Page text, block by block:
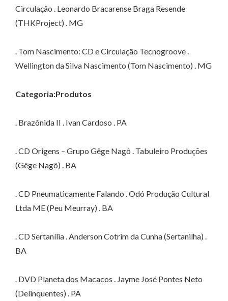
Circulação . Leonardo Bracarense Braga Resende
(THKProject) . MG
. Tom Nascimento: CD e Circulação Tecnogroove .
Wellington da Silva Nascimento (Tom Nascimento) . MG
Categoria:Produtos
. Brazônida II . Ivan Cardoso . PA
. CD Origens – Grupo Gêge Nagô . Tabuleiro Produções
(Gêge Nagô) . BA
. CD Pneumaticamente Falando . Odó Produção Cultural
Ltda ME (Peu Meurray) . BA
. CD Sertanília . Anderson Cotrim da Cunha (Sertanilha) .
BA
. DVD Planeta dos Macacos . Jayme José Pontes Neto
(Delinquentes) . PA